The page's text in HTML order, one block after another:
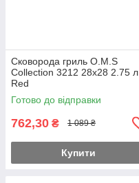
Сковорода гриль O.M.S
Collection 3212 28х28 2.75 л
Red
Готово до відправки
762,30 ₴ 1 089 ₴
Купити